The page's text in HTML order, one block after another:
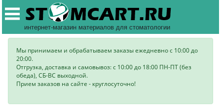
интернет-магазин материалов для стоматологии
Мы принимаем и обрабатываем заказы ежедневно с 10:00 до
20:00.
Отгрузка, доставка и самовывоз: с 10:00 до 18:00 ПН-ПТ (без
обеда), СБ-ВС выходной.
Прием заказов на сайте - круглосуточно!